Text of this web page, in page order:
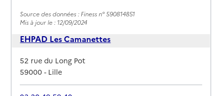
Source des données : Finess n° 590814851
Mis à jour le : 12/09/2024
EHPAD Les Camanettes
Adresse
52 rue du Long Pot
59000-Lille